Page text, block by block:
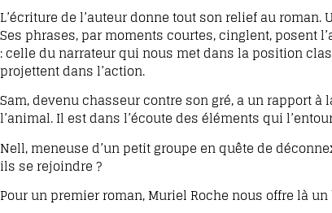
L’écriture de l’auteur donne tout son relief au
Ses phrases, par moments courtes, cinglent, posent
: celle du narrateur qui nous met dans la position
projettent dans l’action.
Sam, devenu chasseur contre son gré, a un rapport
l’animal. Il est dans l’écoute des éléments qui
Nell, meneuse d’un petit groupe en quête de
ils se rejoindre ?
Pour un premier roman, Muriel Roche nous offre là